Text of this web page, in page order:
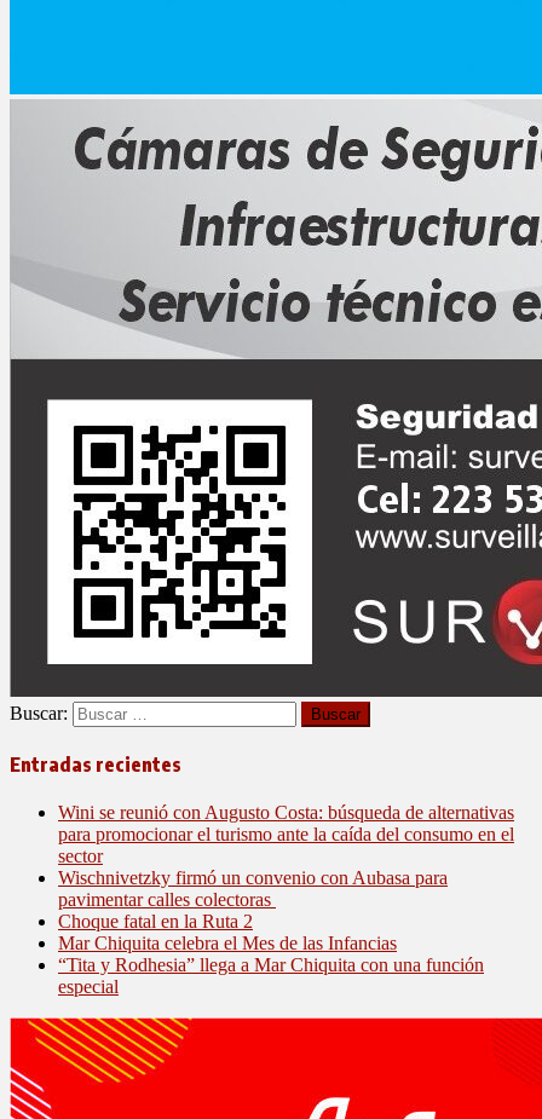
Buscar:
Entradas recientes
Wini se reunió con Augusto Costa: búsqueda de alternativas
para promocionar el turismo ante la caída del consumo en el
sector
Wischnivetzky firmó un convenio con Aubasa para
pavimentar calles colectoras
Choque fatal en la Ruta 2
Mar Chiquita celebra el Mes de las Infancias
“Tita y Rodhesia” llega a Mar Chiquita con una función
especial